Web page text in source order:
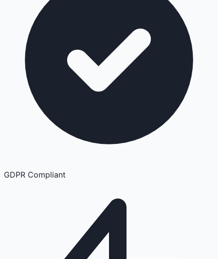
GDPR Compliant